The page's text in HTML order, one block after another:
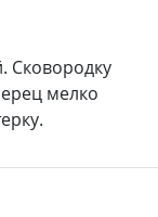
Сковородку
мелко